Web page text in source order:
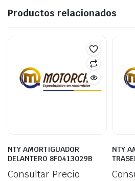
Productos relacionados
NTY AMORTIGUADOR
DELANTERO 8F0413029B
Consultar Precio
NTY